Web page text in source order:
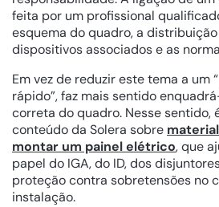
feita por um profissional
esquema do quadro, a
dispositivos associados e as
Em vez de reduzir este tema a um
rápido”, faz mais sentido
correta do quadro. Nesse sentido,
conteúdo da Solera sobre
montar um painel elétrico, que
papel do IGA, do ID, dos
proteção contra sobretensões no
instalação.